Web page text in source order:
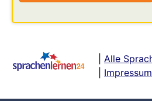
Alle